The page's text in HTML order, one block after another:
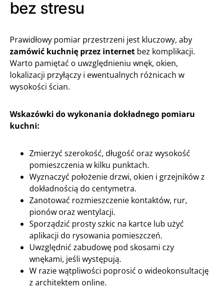
bez stresu
Prawidłowy pomiar przestrzeni jest kluczowy, aby
zamówić kuchnię przez internet bez komplikacji.
Warto pamiętać o uwzględnieniu wnęk, okien,
lokalizacji przyłączy i ewentualnych różnicach w
wysokości ścian.
Wskazówki do wykonania dokładnego pomiaru
kuchni:
Zmierzyć szerokość, długość oraz wysokość
pomieszczenia w kilku punktach.
Wyznaczyć położenie drzwi, okien i grzejników z
dokładnością do centymetra.
Zanotować rozmieszczenie kontaktów, rur,
pionów oraz wentylacji.
Sporządzić prosty szkic na kartce lub użyć
aplikacji do rysowania pomieszczeń.
Uwzględnić zabudowę pod skosami czy
wnękami, jeśli występują.
W razie wątpliwości poprosić o wideokonsultację
z architektem online.